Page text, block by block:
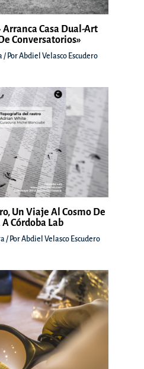
Casa Dual-Art
Conversatorios»
/ PorAbdiel Velasco Escudero
Un Viaje Al Cosmo De
Córdoba Lab
/ PorAbdiel Velasco Escudero